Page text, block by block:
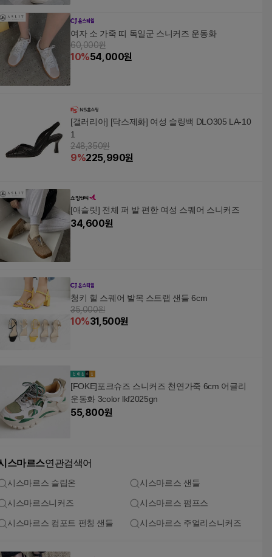
여자 소 가죽 띠 독일군 스니커즈 운동화
60,000원
10%54,000원
[갤러리아] [닥스제화] 여성 슬링백 DLO305 LA-10
1
248,350원
9%225,990원
[애슬릿] 전체 퍼 발 편한 여성 스퀘어 스니커즈
34,600원
청키 힐 스퀘어 발목 스트랩 샌들 6cm
35,000원
10%31,500원
[FOKE]포크슈즈 스니커즈 천연가죽 6cm 어글리
운동화 3color lkf2025gn
55,800원
스마르스연관검색어
시스마르스 슬립온 시스마르스 샌들
시스마르스니커즈 시스마르스 펌프스
시스마르스 컴포트 펀칭 샌들 시스마르스 주얼리스니커즈